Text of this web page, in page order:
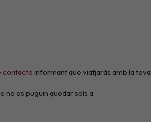
contacte informant que viatjaràs amb la teva
no es puguin quedar sols a